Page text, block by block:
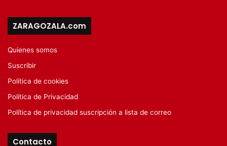
ZARAGOZALA.com
Quienes somos
Suscribir
Política de cookies
Política de Privacidad
Política de privacidad suscripción a lista de correo
Contacto